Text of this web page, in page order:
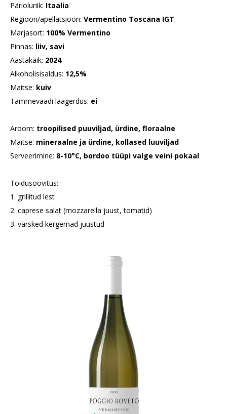
Pärioluriik: Itaalia
Regioon/apellatsioon: Vermentino Toscana IGT
Marjasort: 100% Vermentino
Pinnas: liiv, savi
Aastakäik: 2024
Alkoholisisaldus: 12,5%
Maitse: kuiv
Tammevaadi laagerdus: ei
Aroom: troopilised puuviljad, ürdine, floraalne
Maitse: mineraalne ja ürdine, kollased luuviljad
Serveerimine: 8-10°C, bordoo tüüpi valge veini pokaal
Toidusoovitus:
1. grillitud lest
2. caprese salat (mozzarella juust, tomatid)
3. värsked kergemad juustud